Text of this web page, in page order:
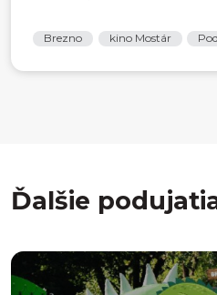
Brezno kino Mostár
Ďalšie